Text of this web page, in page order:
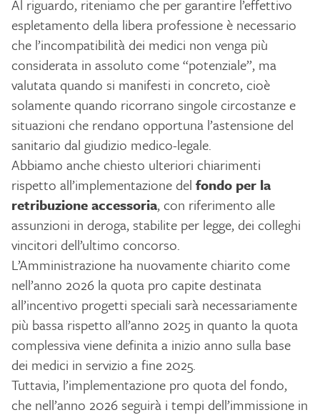
Al riguardo, riteniamo che per garantire l’effettivo
espletamento della libera professione è necessario
che l’incompatibilità dei medici non venga più
considerata in assoluto come “potenziale”, ma
valutata quando si manifesti in concreto, cioè
solamente quando ricorrano singole circostanze e
situazioni che rendano opportuna l’astensione del
sanitario dal giudizio medico-legale.
Abbiamo anche chiesto ulteriori chiarimenti
rispetto all’implementazione del fondo per la
retribuzione accessoria, con riferimento alle
assunzioni in deroga, stabilite per legge, dei colleghi
vincitori dell’ultimo concorso.
L’Amministrazione ha nuovamente chiarito come
nell’anno 2026 la quota pro capite destinata
all’incentivo progetti speciali sarà necessariamente
più bassa rispetto all’anno 2025 in quanto la quota
complessiva viene definita a inizio anno sulla base
dei medici in servizio a fine 2025.
Tuttavia, l’implementazione pro quota del fondo,
che nell’anno 2026 seguirà i tempi dell’immissione in